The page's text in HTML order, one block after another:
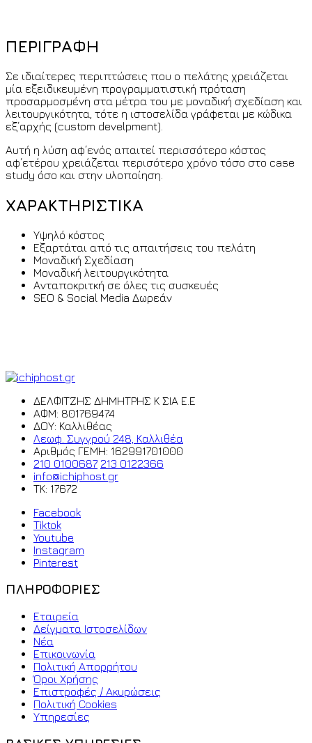
ΠΕΡΙΓΡΑΦΗ
Σε ιδιαίτερες περιπτώσεις που ο πελάτης χρειάζεται
μία εξειδικευμένη προγραμματιστική πρόταση
προσαρμοσμένη στα μέτρα του με μοναδική σχεδίαση και
λειτουργικότητα, τότε η ιστοσελίδα γράφεται με κώδικα
εξ΄αρχής (custom develpment).
Αυτή η λύση αφ΄ενός απαιτεί περισσότερο κόστος
αφ΄ετέρου χρειάζεται περισότερο χρόνο τόσο στο case
study όσο και στην υλοποίηση.
ΧΑΡΑΚΤΗΡΙΣΤΙΚΑ
Υψηλό κόστος
Εξαρτάται από τις απαιτήσεις του πελάτη
Μοναδική Σχεδίαση
Μοναδική λειτουργικότητα
Ανταποκριτκή σε όλες τις συσκευές
SEO & Social Media Δωρεάν
ΔΕΛΦΙΤΖΗΣ ΔΗΜΗΤΡΗΣ Κ ΣΙΑ Ε.Ε
ΑΦΜ: 801769474
ΔΟΥ: Καλλιθέας
Λεωφ. Συγγρού 248, Καλλιθέα
Αριθμός ΓΕΜΗ: 162991701000
210 0100687 213 0122366
info@ichiphost.gr
ΤΚ: 17672
Facebook
Tiktok
Youtube
Instagram
Pinterest
ΠΛΗΡΟΦΟΡΙΕΣ
Εταιρεία
Δείγματα Ιστοσελίδων
Νέα
Επικοινωνία
Πολιτική Απορρήτου
Όροι Χρήσης
Επιστροφές / Ακυρώσεις
Πολιτική Cookies
Υπηρεσίες